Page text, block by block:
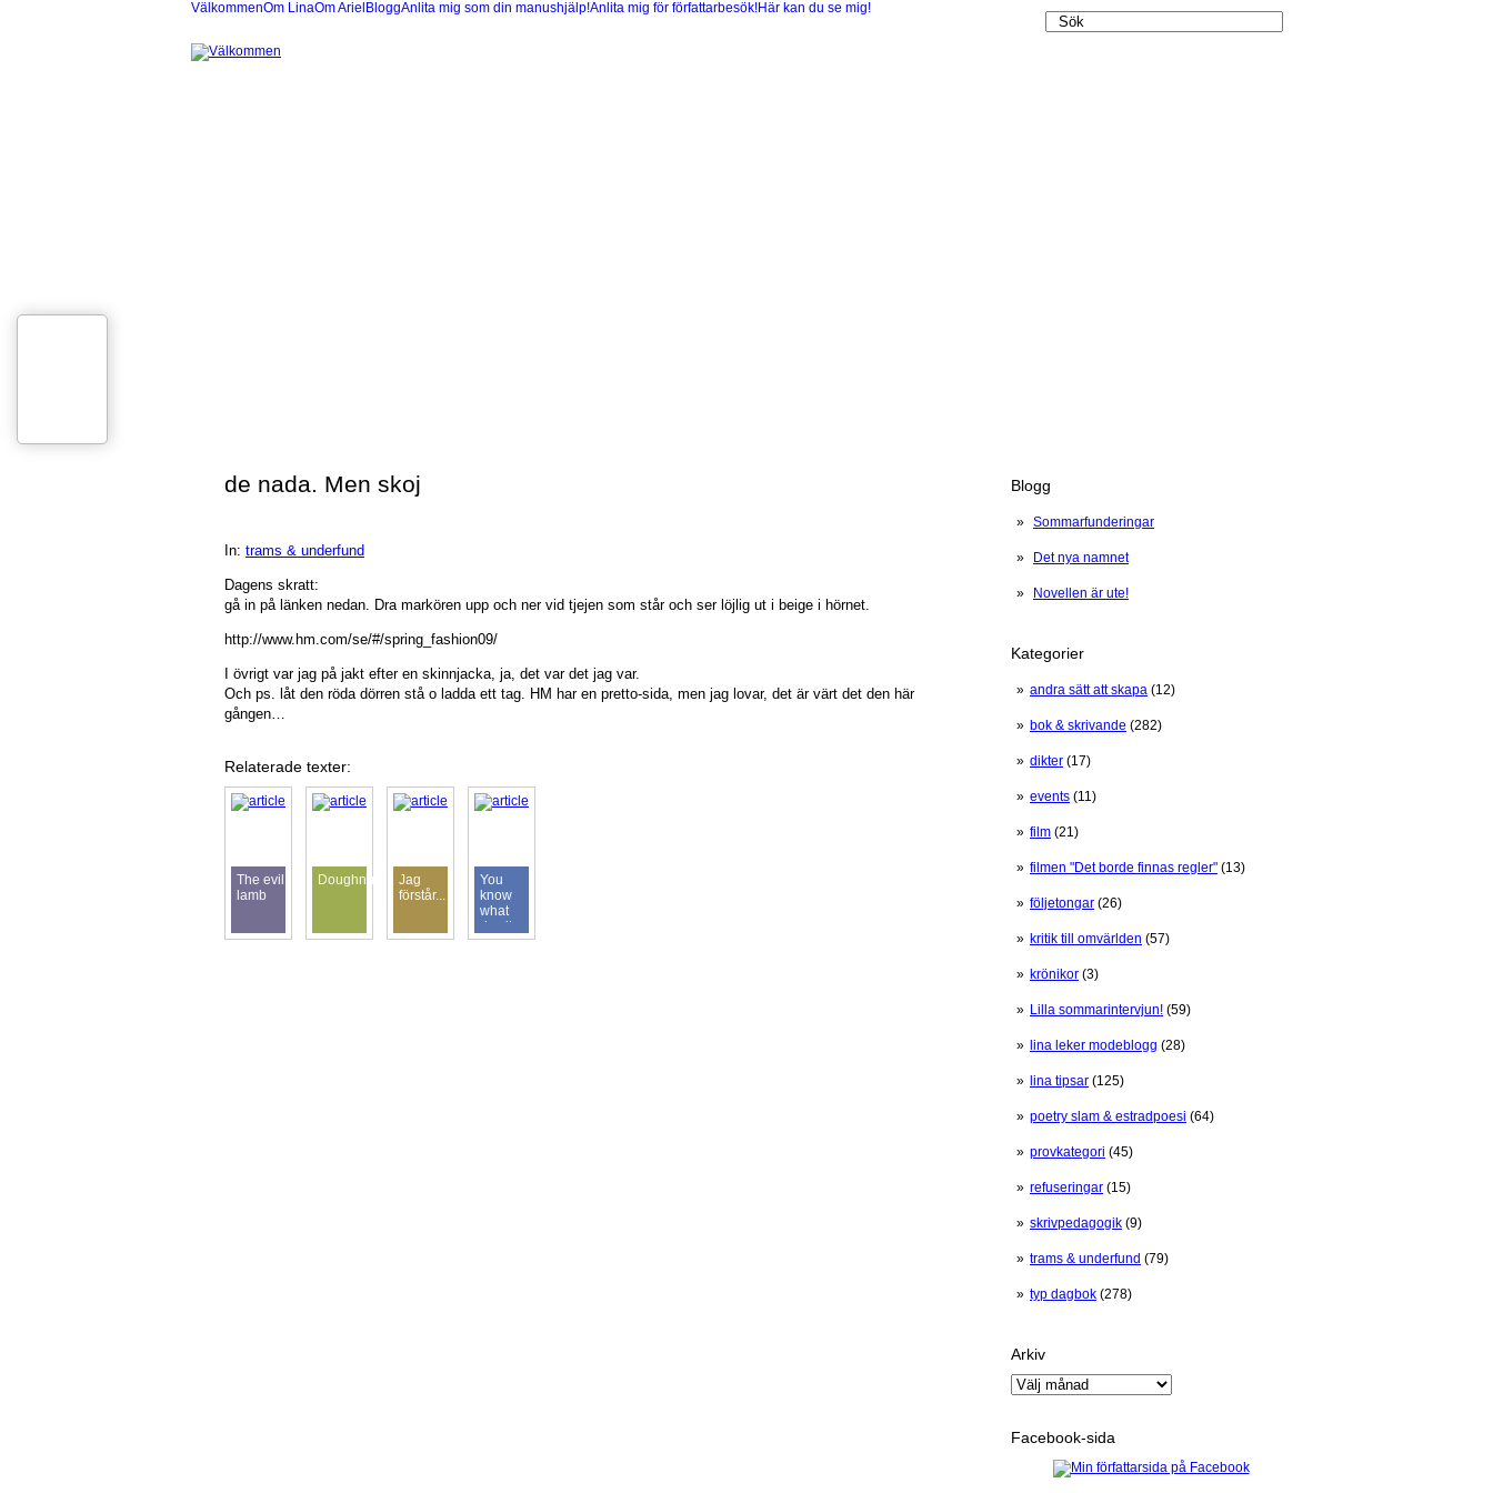
VälkommenOm LinaOm Ariel BloggAnlita mig som din manushjälp!Anlita mig för författarbesök!Här kan du se mig!
Blogg
Sommarfunderingar
Det nya namnet
Novellen är ute!
Kategorier
andra sätt att skapa (12)
bok & skrivande (282)
dikter (17)
events (11)
film (21)
filmen "Det borde finnas regler" (13)
följetongar (26)
kritik till omvärlden (57)
krönikor (3)
Lilla sommarintervjun! (59)
lina leker modeblogg (28)
lina tipsar (125)
poetry slam & estradpoesi (64)
provkategori (45)
refuseringar (15)
skrivpedagogik (9)
trams & underfund (79)
typ dagbok (278)
Arkiv
Arkiv
Facebook-sida
de nada. Men skoj
In: trams & underfund
Dagens skratt:
gå in på länken nedan. Dra markören upp och ner vid tjejen som står och ser löjlig ut i beige i hörnet.
http://www.hm.com/se/#/spring_fashion09/
I övrigt var jag på jakt efter en skinnjacka, ja, det var det jag var.
Och ps. låt den röda dörren stå o ladda ett tag. HM har en pretto-sida, men jag lovar, det är värt det den här
gången…
Relaterade texter:
The evil
lamb
Doughnut
Jag
förstår...
You
know
what
day it
is...